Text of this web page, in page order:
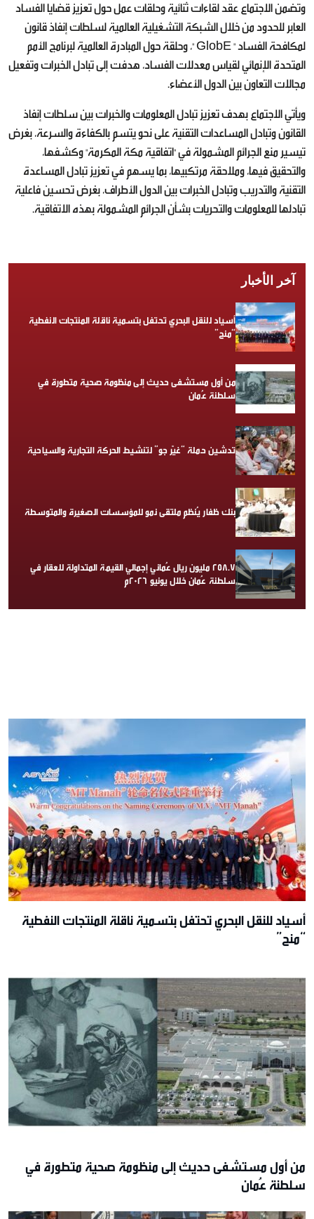
وتضمن الاجتماع عقد لقاءات ثنائية وحلقات عمل حول تعزيز قضايا الفساد
العابر للحدود من خلال الشبكة التشغيلية العالمية لسلطات إنفاذ قانون
لمكافحة الفساد " GlobE "، وحلقة حول المبادرة العالمية لبرنامج الأمم
المتحدة الإنمائي لقياس معدلات الفساد، هدفت إلى تبادل الخبرات وتفعيل
مجالات التعاون بين الدول الأعضاء.
ويأتي الاجتماع بهدف تعزيز تبادل المعلومات والخبرات بين سلطات إنفاذ
القانون وتبادل المساعدات التقنية على نحو يتسم بالكفاءة والسرعة، بغرض
تيسير منع الجرائم المشمولة في "اتفاقية مكة المكرمة" وكشفها،
والتحقيق فيها، وملاحقة مرتكبيها، بما يسهم في تعزيز تبادل المساعدة
التقنية والتدريب وتبادل الخبرات بين الدول الأطراف، بغرض تحسين فاعلية
تبادلها للمعلومات والتحريات بشأن الجرائم المشمولة بهذه الاتفاقية.
آخر الأخبار
أسياد للنقل البحري تحتفل بتسمية ناقلة المنتجات النفطية
“منح”
من أول مستشفى حديث إلى منظومة صحية متطورة في
سلطنة عُمان
تدشين حملة “غيّر جو” لتنشيط الحركة التجارية والسياحية
بنك ظفار يُنظم ملتقى نمو للمؤسسات الصغيرة والمتوسطة
258.7 مليون ريال عُماني إجمالي القيمة المتداولة للعقار في
سلطنة عُمان خلال يونيو 2026م
أسياد للنقل البحري تحتفل بتسمية ناقلة المنتجات النفطية
“منح”
من أول مستشفى حديث إلى منظومة صحية متطورة في
سلطنة عُمان